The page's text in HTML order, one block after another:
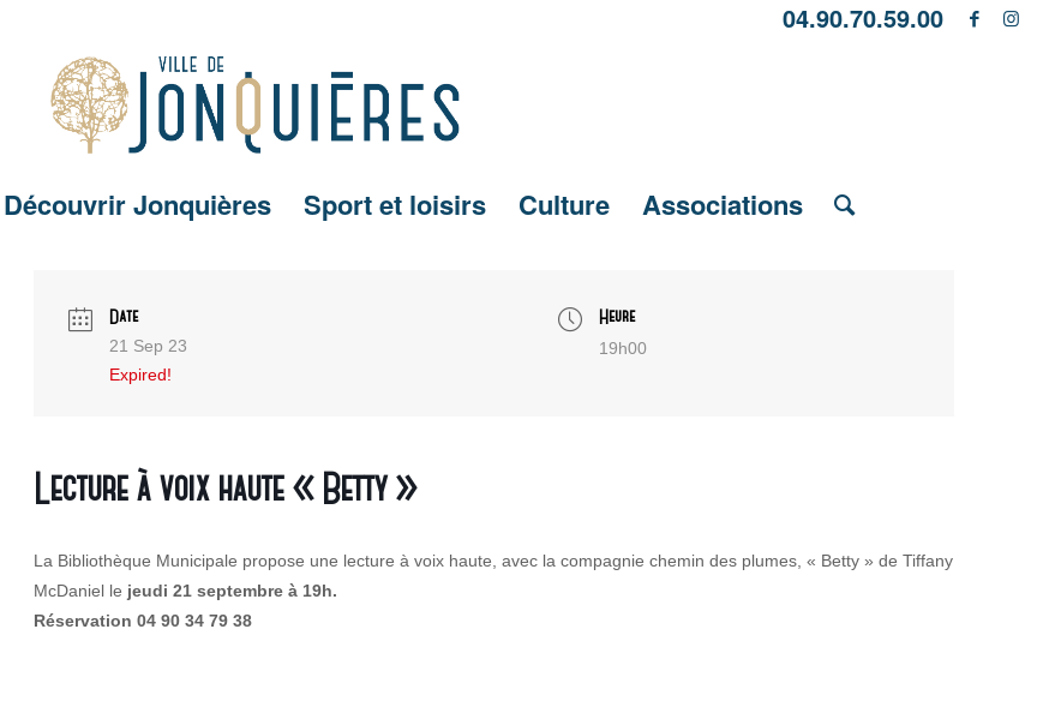
04.90.70.59.00
Découvrir Jonquières Sport et loisirs Culture Associations
Date
21 Sep 23
Expired!
Heure
19h00
Lecture à voix haute « Betty »
La Bibliothèque Municipale propose une lecture à voix haute, avec la compagnie chemin des plumes, « Betty » de Tiffany
McDaniel le jeudi 21 septembre à 19h.
Réservation 04 90 34 79 38